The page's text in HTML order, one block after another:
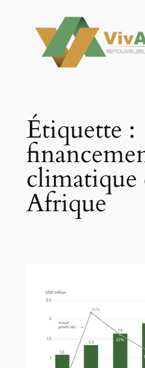
contenu
Étiquette :
climatique
Afrique